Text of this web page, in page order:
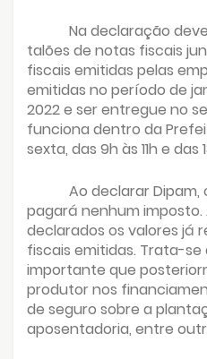
Na declaração
talões de notas fiscais
fiscais emitidas pelas
emitidas no período de
2022 e ser entregue no
funciona dentro da
sexta, das 9h às 11h e das
Ao declarar
pagará nenhum imposto.
declarados os valores já
fiscais emitidas. Trata-
importante que
produtor nos
de seguro sobre a
aposentadoria, entre